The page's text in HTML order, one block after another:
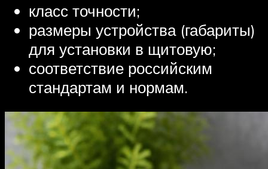
класс точности;
размеры устройства (габариты)
для установки в щитовую;
соответствие российским
стандартам и нормам.